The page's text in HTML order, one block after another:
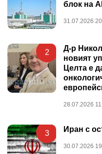
блок на
31.07.2026
2
Д-р
новият
Целта е
28.07.2026
3 Иран с
30.07.2026